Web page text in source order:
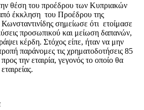
θέση του προέδρου των Κυπριακών
έκκληση του Προέδρου της
σημείωσε ότι ετοίμασε
προσωπικού και μείωση δαπανών,
κέρδη. Στόχος είπε, ήταν να μην
παράνομες τις χρηματοδοτήσεις 85
την εταιρία, γεγονός το οποίο θα